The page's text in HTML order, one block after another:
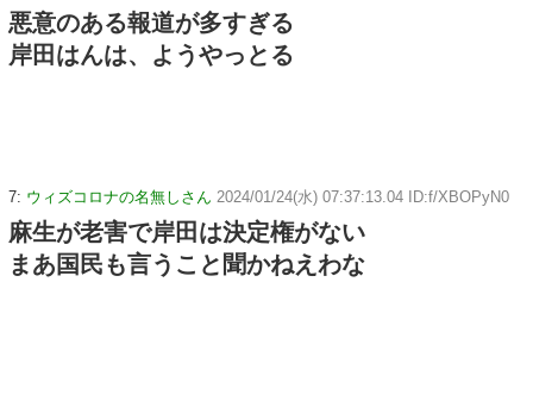
悪意のある報道が多すぎる
岸田はんは、ようやっとる
7: ウィズコロナの名無しさん 2024/01/24(水) 07:37:13.04 ID:f/XBOPyN0
麻生が老害で岸田は決定権がない
まあ国民も言うこと聞かねえわな